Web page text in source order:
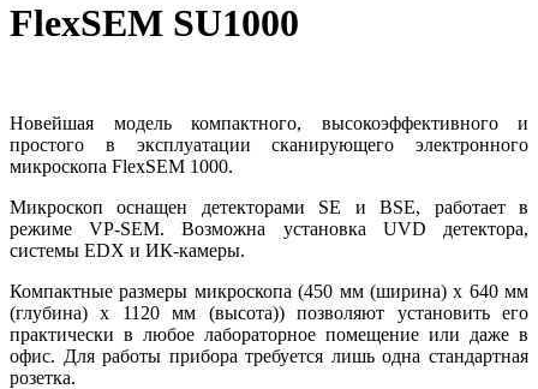
FlexSEM SU1000
Новейшая модель компактного, высокоэффективного и
простого в эксплуатации сканирующего электронного
микроскопа FlexSEM 1000.
Микроскоп оснащен детекторами SE и BSE, работает в
режиме VP-SEM. Возможна установка UVD детектора,
системы EDX и ИК-камеры.
Компактные размеры микроскопа (450 мм (ширина) х 640 мм
(глубина) х 1120 мм (высота)) позволяют установить его
практически в любое лабораторное помещение или даже в
офис. Для работы прибора требуется лишь одна стандартная
розетка.